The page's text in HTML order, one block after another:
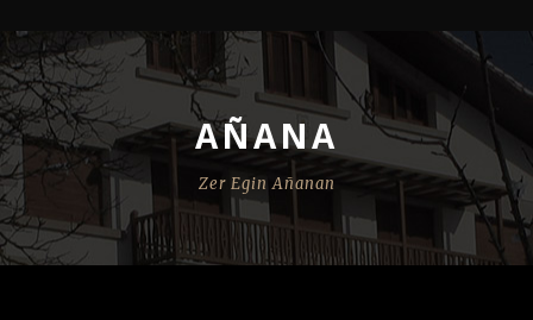
AÑANA
Zer Egin Añanan